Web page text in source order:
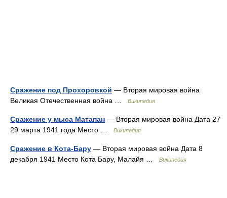
Сражение под Прохоровкой — Вторая мировая война
Великая Отечественная война …
Википедия
Сражение у мыса Матапан — Вторая мировая война Дата 27
29 марта 1941 года Место …
Википедия
Сражение в Кота-Бару — Вторая мировая война Дата 8
декабря 1941 Место Кота Бару, Малайя …
Википедия